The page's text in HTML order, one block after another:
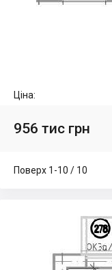
Ціна:
956 тис грн
Поверх 1-10 / 10